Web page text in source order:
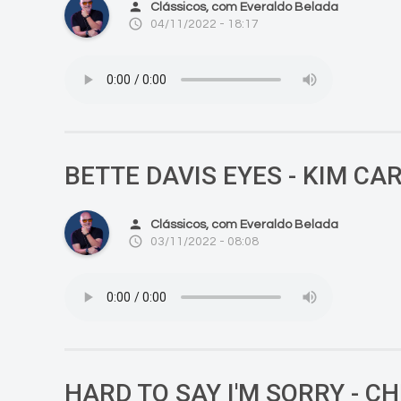
person Clássicos, com Everaldo Belada
access_time 04/11/2022 - 18:17
BETTE DAVIS EYES - KIM
person Clássicos, com Everaldo Belada
access_time 03/11/2022 - 08:08
HARD TO SAY I'M SORRY -